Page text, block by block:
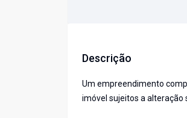
Descrição
Um empreendimento
imóvel sujeitos a alteração